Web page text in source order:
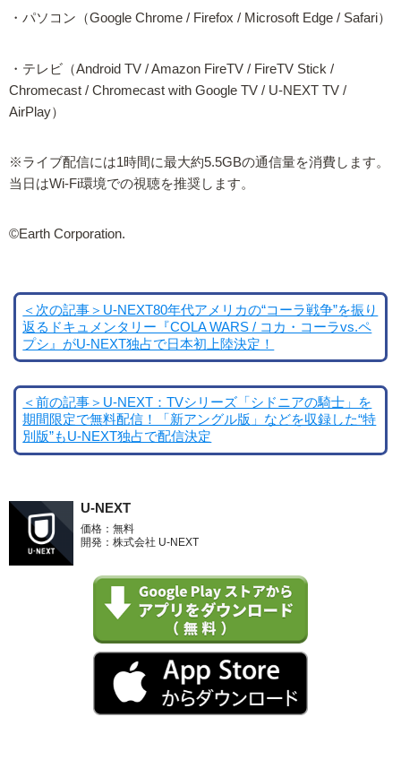
・パソコン（Google Chrome / Firefox / Microsoft Edge / Safari）
・テレビ（Android TV / Amazon FireTV / FireTV Stick /
Chromecast / Chromecast with Google TV / U-NEXT TV /
AirPlay）
※ライブ配信には1時間に最大約5.5GBの通信量を消費します。
当日はWi-Fi環境での視聴を推奨します。
©Earth Corporation.
＜次の記事＞U-NEXT80年代アメリカの“コーラ戦争”を振り
返るドキュメンタリー『COLA WARS / コカ・コーラvs.ペ
プシ』がU-NEXT独占で日本初上陸決定！
＜前の記事＞U-NEXT：TVシリーズ「シドニアの騎士」を
期間限定で無料配信！「新アングル版」などを収録した“特
別版”もU-NEXT独占で配信決定
U-NEXT
価格：無料
開発：株式会社 U-NEXT